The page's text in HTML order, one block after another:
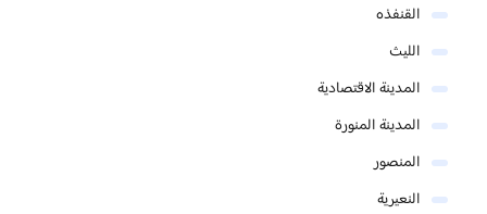
القنفذه
الليث
المدينة الاقتصادية
المدينة المنورة
المنصور
النعيرية